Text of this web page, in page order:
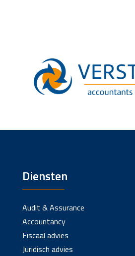
Diensten
Audit & Assurance
Accountancy
Fiscaal advies
Juridisch advies